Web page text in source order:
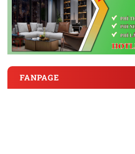
FANPAGE